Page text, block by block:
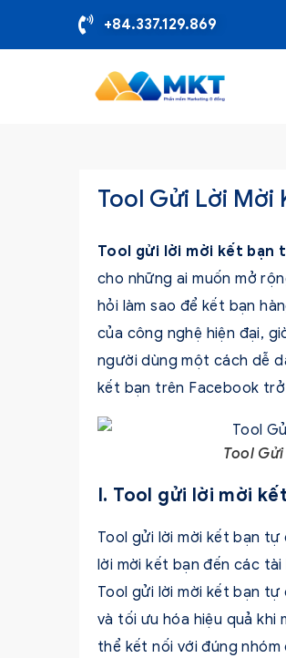
+84.337.129.869
Tool Gửi Lời Mời
Tool gửi lời mời kết bạn
cho những ai muốn mở
hỏi làm sao để kết bạn
của công nghệ hiện đại,
người dùng một cách dễ
kết bạn trên Facebook
Tool
I. Tool gửi lời mời
Tool gửi lời mời kết bạn
lời mời kết bạn đến các
Tool gửi lời mời kết bạn
và tối ưu hóa hiệu quả khi
thể kết nối với đúng